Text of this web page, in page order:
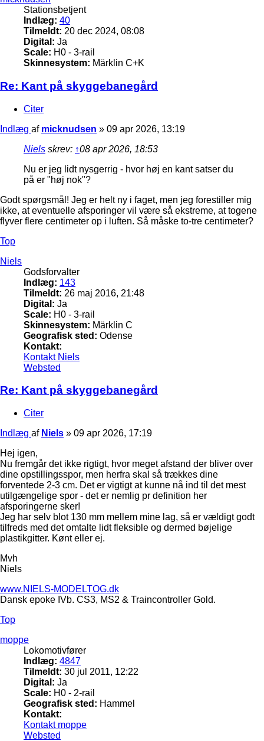
Stationsbetjent
Indlæg: 40
Tilmeldt: 20 dec 2024, 08:08
Digital: Ja
Scale: H0 - 3-rail
Skinnesystem: Märklin C+K
Re: Kant på skyggebanegård
Citer
Indlæg af micknudsen » 09 apr 2026, 13:19
Niels skrev: ↑08 apr 2026, 18:53
Nu er jeg lidt nysgerrig - hvor høj en kant satser du
på er "høj nok"?
Godt spørgsmål! Jeg er helt ny i faget, men jeg forestiller mig
ikke, at eventuelle afsporinger vil være så ekstreme, at togene
flyver flere centimeter op i luften. Så måske to-tre centimeter?
Top
Niels
Godsforvalter
Indlæg: 143
Tilmeldt: 26 maj 2016, 21:48
Digital: Ja
Scale: H0 - 3-rail
Skinnesystem: Märklin C
Geografisk sted: Odense
Kontakt:
Kontakt Niels
Websted
Re: Kant på skyggebanegård
Citer
Indlæg af Niels » 09 apr 2026, 17:19
Hej igen,
Nu fremgår det ikke rigtigt, hvor meget afstand der bliver over
dine opstillingsspor, men herfra skal så trækkes dine
forventede 2-3 cm. Det er vigtigt at kunne nå ind til det mest
utilgængelige spor - det er nemlig pr definition her
afsporingerne sker!
Jeg har selv blot 130 mm mellem mine lag, så er vældigt godt
tilfreds med det omtalte lidt fleksible og dermed bøjelige
plastikgitter. Kønt eller ej.
Mvh
Niels
www.NIELS-MODELTOG.dk
Dansk epoke IVb. CS3, MS2 & Traincontroller Gold.
Top
moppe
Lokomotivfører
Indlæg: 4847
Tilmeldt: 30 jul 2011, 12:22
Digital: Ja
Scale: H0 - 2-rail
Geografisk sted: Hammel
Kontakt:
Kontakt moppe
Websted